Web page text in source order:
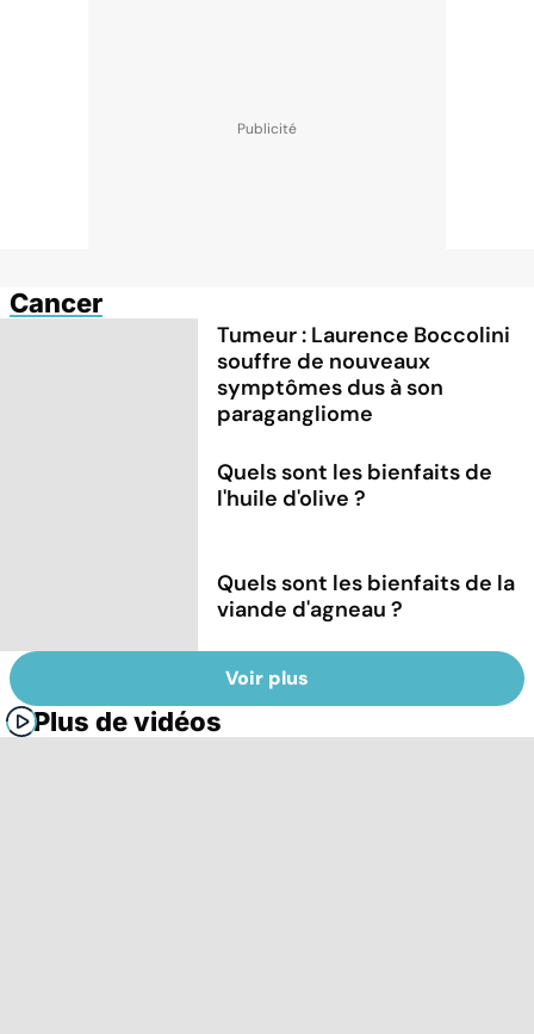
Cancer
Tumeur : Laurence Boccolini
souffre de nouveaux
symptômes dus à son
paragangliome
Quels sont les bienfaits de
l'huile d'olive ?
Quels sont les bienfaits de la
viande d'agneau ?
Voir plus
Plus de vidéos